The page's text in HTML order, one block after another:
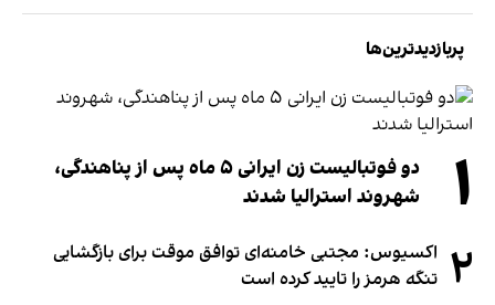
پربازدیدترین‌ها
۱
دو فوتبالیست زن ایرانی ۵ ماه پس از پناهندگی،
شهروند استرالیا شدند
۲ اکسیوس: مجتبی خامنه‌ای توافق موقت برای بازگشایی
تنگه هرمز را تایید کرده است